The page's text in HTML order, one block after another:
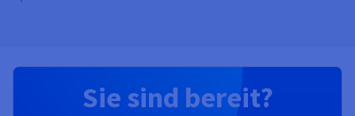
Sie sind bereit?